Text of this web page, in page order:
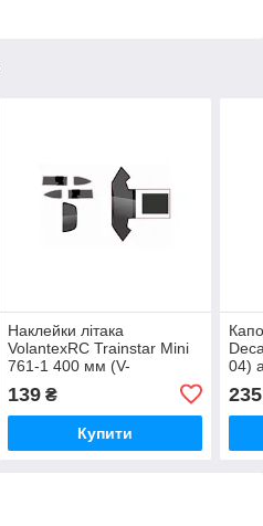
Наклейки літака
VolantexRC Trainstar Mini
761-1 400 мм (V-
139₴
Купити
04)
235